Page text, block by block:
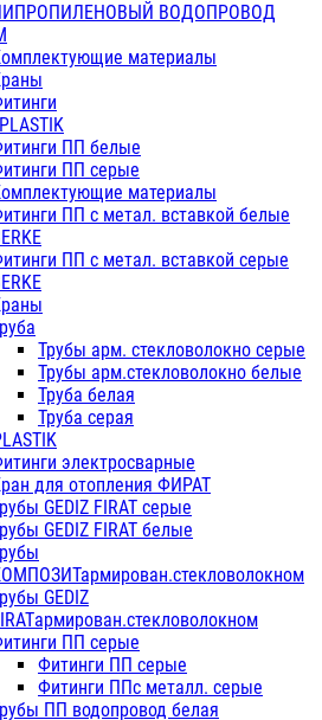
ВОДОПРОВОД
материалы
ПП белые
ПП серые
материалы
ПП с метал. вставкой белые
ПП с метал. вставкой серые
Трубы арм. стекловолокно серые
Трубы арм.стекловолокно белые
Труба белая
Труба серая
электросварные
для отопления ФИРАТ
GEDIZ FIRAT серые
GEDIZ FIRAT белые
GEDIZ
ПП серые
Фитинги ПП серые
Фитинги ППс металл. серые
ПП водопровод белая